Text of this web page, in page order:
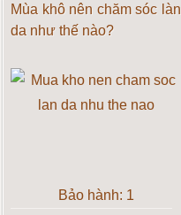
Mùa khô nên chăm sóc làn
da như thế nào?
Bảo hành: 1